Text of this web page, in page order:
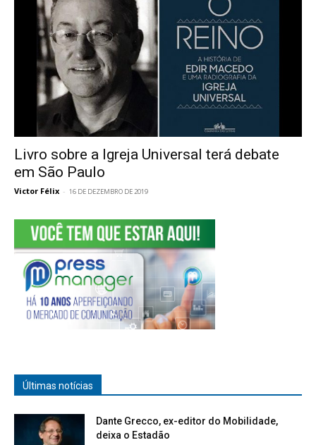
Livro sobre a Igreja Universal terá debate
em São Paulo
Victor Félix - 16 DE DEZEMBRO DE 2019
Últimas notícias
Dante Grecco, ex-editor do Mobilidade,
deixa o Estadão